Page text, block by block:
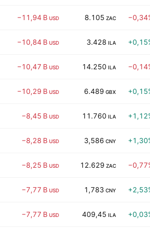
−11,94 B USD 8.105 ZAC
−10,84 B USD 3.428 ILA
−10,47 B USD 14.250 ILA
−10,29 B USD 6.489 GBX
−8,45 B USD 11.760 ILA
−8,28 B USD 3,586 CNY
−8,25 B USD 12.629 ZAC
−7,77 B USD 1,783 CNY
−7,77 B USD 409,45 ILA